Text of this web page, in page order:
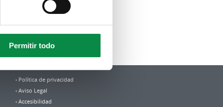
Permitir todo
Política de privacidad
Aviso Legal
Accesibilidad